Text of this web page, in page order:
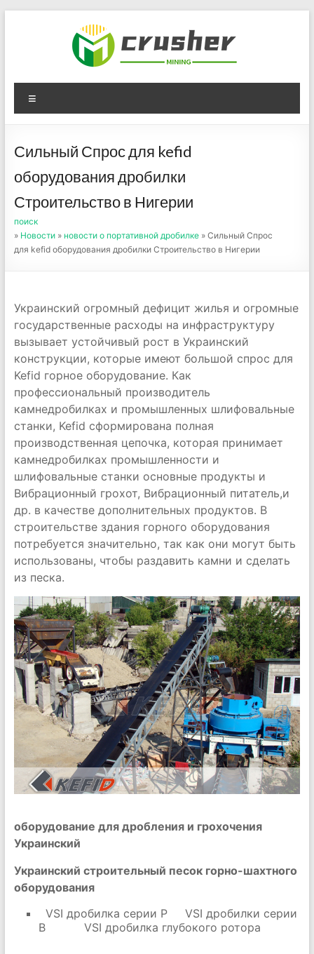
Оборудование для
дробления угля,
измельчения печного
порошка
Сильный Спрос для kefid
оборудования дробилки
Строительство в Нигерии
поиск
» Новости» новости о портативной дробилке» Сильный Спрос
для kefid оборудования дробилки Строительство в Нигерии
Украинский огромный дефицит жилья и огромные
государственные расходы на инфраструктуру
вызывает устойчивый рост в Украинский
конструкции, которые имеют большой спрос для
Kefid горное оборудование. Как
профессиональный производитель
камнедробилках и промышленных шлифовальные
станки, Kefid сформирована полная
производственная цепочка, которая принимает
камнедробилках промышленности и
шлифовальные станки основные продукты и
Вибрационный грохот, Вибрационный питатель,и
др. в качестве дополнительных продуктов. В
строительстве здания горного оборудования
потребуется значительно, так как они могут быть
использованы, чтобы раздавить камни и сделать
из песка.
оборудование для дробления и грохочения
Украинский
Украинский строительный песок горно-шахтного
оборудования
VSI дробилка серии P
VSI дробилки серии
B
VSI дробилка глубокого ротора